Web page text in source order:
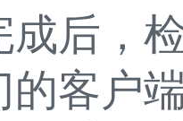
，检
的客户